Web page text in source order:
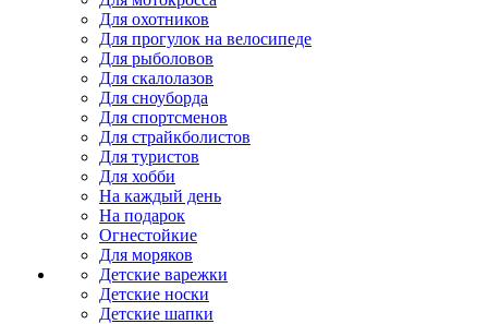
Для охотников
Для прогулок на велосипеде
Для рыболовов
Для скалолазов
Для сноуборда
Для спортсменов
Для страйкболистов
Для туристов
Для хобби
На каждый день
На подарок
Огнестойкие
Для моряков
Детские варежки
Детские носки
Детские шапки